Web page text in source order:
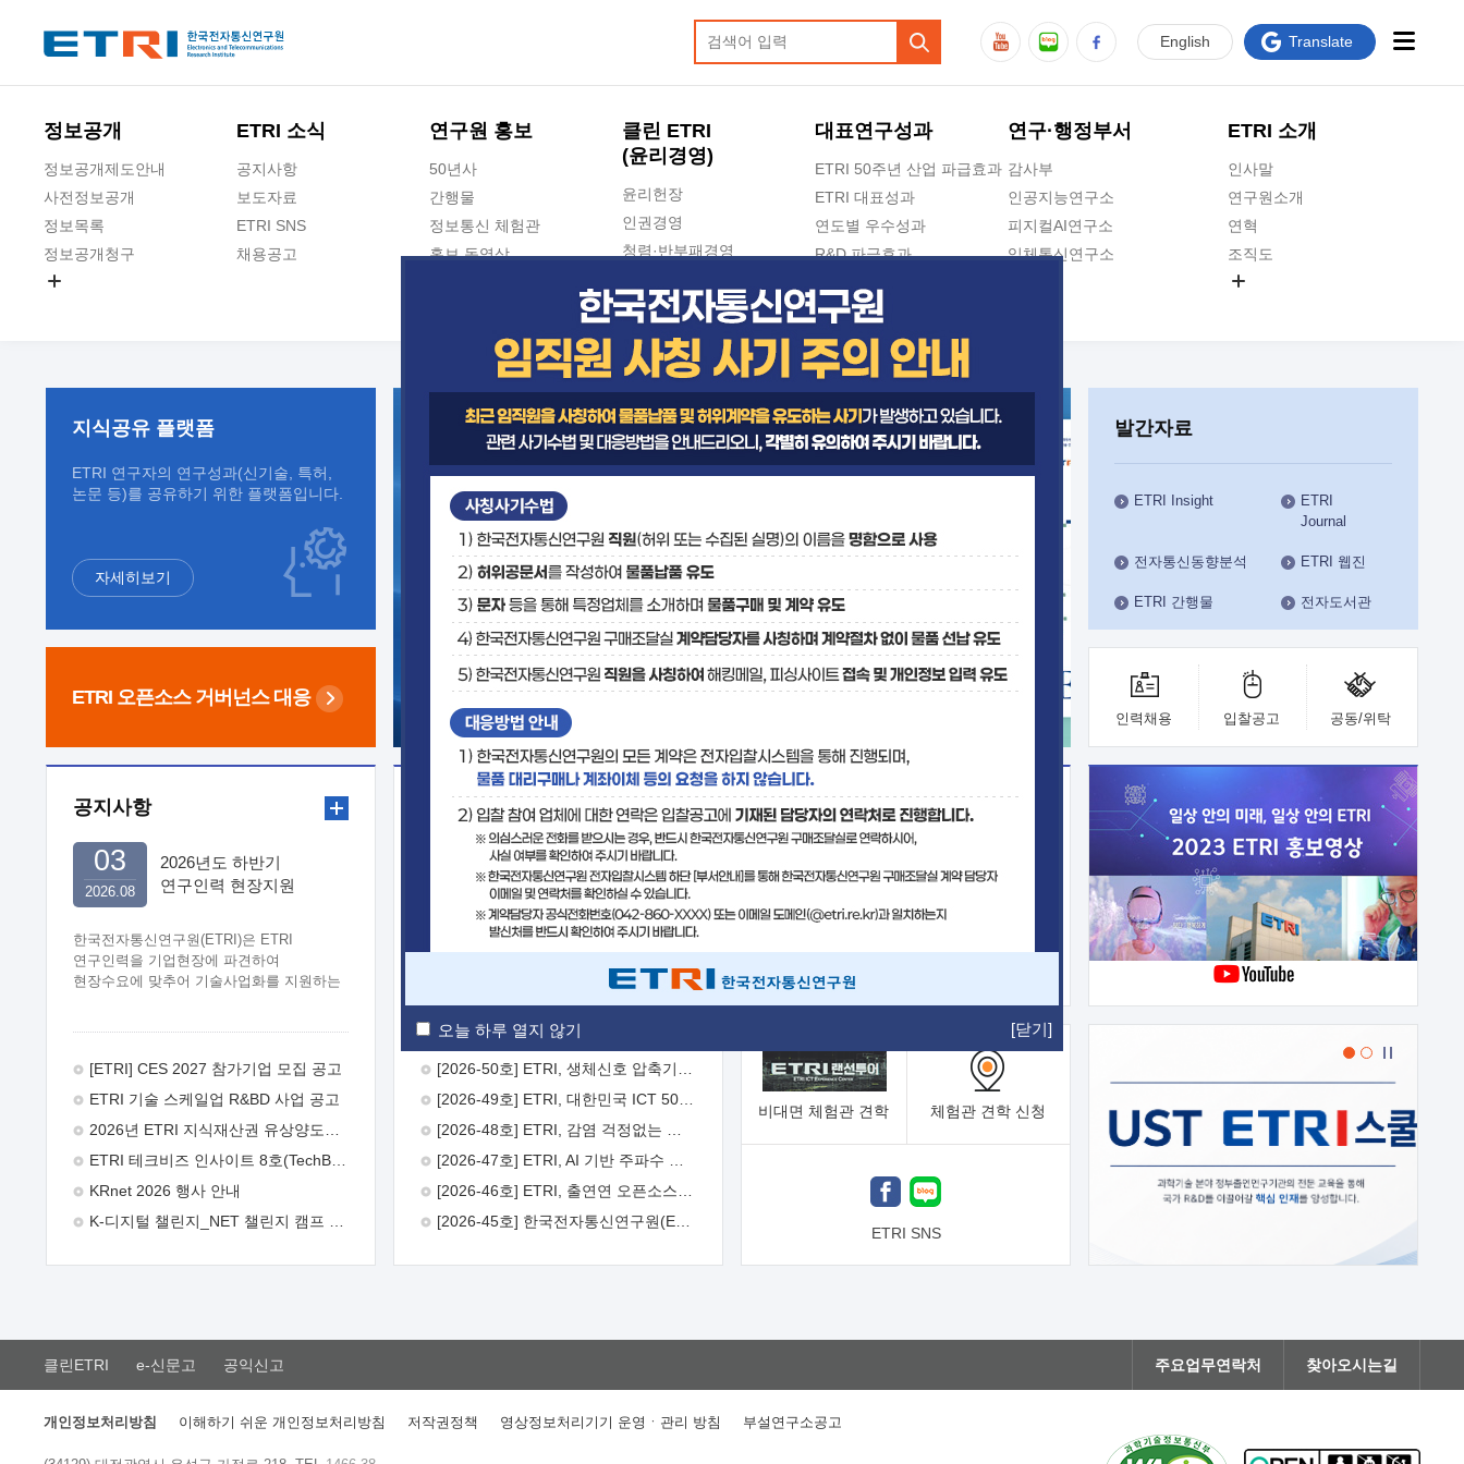
오늘 하루 열지 않기 [닫기]
정보공개
정보공개제도안내
사전정보공개
정보목록
정보공개청구
ETRI 소식
공지사항
보도자료
ETRI SNS
채용공고
연구원 홍보
50년사
간행물
정보통신 체험관
홍보 동영상
클린 ETRI
(윤리경영)
윤리헌장
인권경영
청렴·반부패경영
청렴포털 신고
수의계약 현황
부패징계 현황
감사결과공개
대표연구성과
ETRI 50주년 산업 파급효과
ETRI 대표성과
연도별 우수성과
R&D 파급효과
지식공유플랫폼
연구·행정부서
감사부
인공지능연구소
피지컬AI연구소
입체통신연구소
인공지능안전연구소
우주항공반도체전략연구단
대경권연구본부
호남권연구본부
기획본부
사업화본부
행정본부
대외협력부
ETRI 소개
인사말
연구원소개
연혁
조직도
ETRI CI
English Translate
지식공유 플랫폼
ETRI 연구자의 연구성과(신기술, 특허,
논문 등)를 공유하기 위한 플랫폼입니다.
자세히보기
ETRI 오픈소스 거버넌스 대응
발간자료
ETRI Insight
ETRI
Journal
전자통신동향분석 ETRI 웹진
ETRI 간행물 전자도서관
인력채용 입찰공고 공동/위탁
공지사항
2026년도 하반기
연구인력 현장지원
한국전자통신연구원(ETRI)은 ETRI
연구인력을 기업현장에 파견하여
현장수요에 맞추어 기술사업화를 지원하는
주시기 바랍니다. 2026년 8월
추진목적: ETRI 인력을 기업현장에 파견.
기술지원을 실시함으로써 ETRI 개발기술의
극대화하고, 지원기업을 강견기업으로
육성하고자 함.  신청자격: ETRI
ETRI 창업/연구소기업, 기술이전/출자기업
(2 ~ 3년차) 연봉의 40%  추진일정(1)
희망기업 신청/접수(2)희망인력-희망기업
매칭(3)현장조사/ 선정(심의)(4)협약체결
26일 9월초순 9월 중순 10월 이후*
2026.08
03
[ETRI] CES 2027 참가기업 모집 공고
ETRI 기술 스케일업 R&BD 사업 공고
ETRI 테크비즈 인사이트 8호(TechBiz Insight Vol.8) 발간
KRnet 2026 행사 안내
보도자료
[2026-51호] ETRI, 항로표지 해양 IoT 무선통신체계 개발 나선다
기술사업화플랫폼/기술이전
기술예고 중소기업 지원
보유특허 이전가능 기술
융합기술연구생산센터 반도체실험실
비대면 체험관 견학 체험관 견학 신청
ETRI SNS
클린ETRI e-신문고 공익신고 주요업무연락처 찾아오시는길
개인정보처리방침 이해하기 쉬운 개인정보처리방침 저작권정책 영상정보처리기기 운영ㆍ관리 방침 부설연구소공고